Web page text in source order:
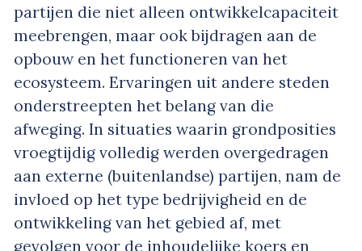
partijen die niet alleen ontwikkelcapaciteit
meebrengen, maar ook bijdragen aan de
opbouw en het functioneren van het
ecosysteem. Ervaringen uit andere steden
onderstreepten het belang van die
afweging. In situaties waarin grondposities
vroegtijdig volledig werden overgedragen
aan externe (buitenlandse) partijen, nam de
invloed op het type bedrijvigheid en de
ontwikkeling van het gebied af, met
gevolgen voor de inhoudelijke koers en